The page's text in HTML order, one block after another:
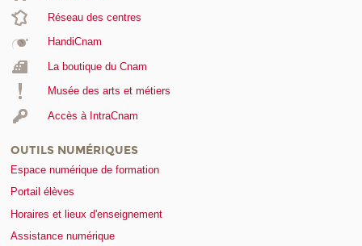
Réseau des centres
HandiCnam
La boutique du Cnam
Musée des arts et métiers
Accès à IntraCnam
OUTILS NUMÉRIQUES
Espace numérique de formation
Portail élèves
Horaires et lieux d'enseignement
Assistance numérique